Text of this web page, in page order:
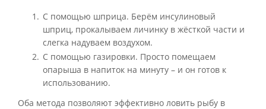
С помощью шприца. Берём инсулиновый
шприц, прокалываем личинку в жёсткой части и
слегка надуваем воздухом.
С помощью газировки. Просто помещаем
опарыша в напиток на минуту – и он готов к
использованию.
Оба метода позволяют эффективно ловить рыбу в